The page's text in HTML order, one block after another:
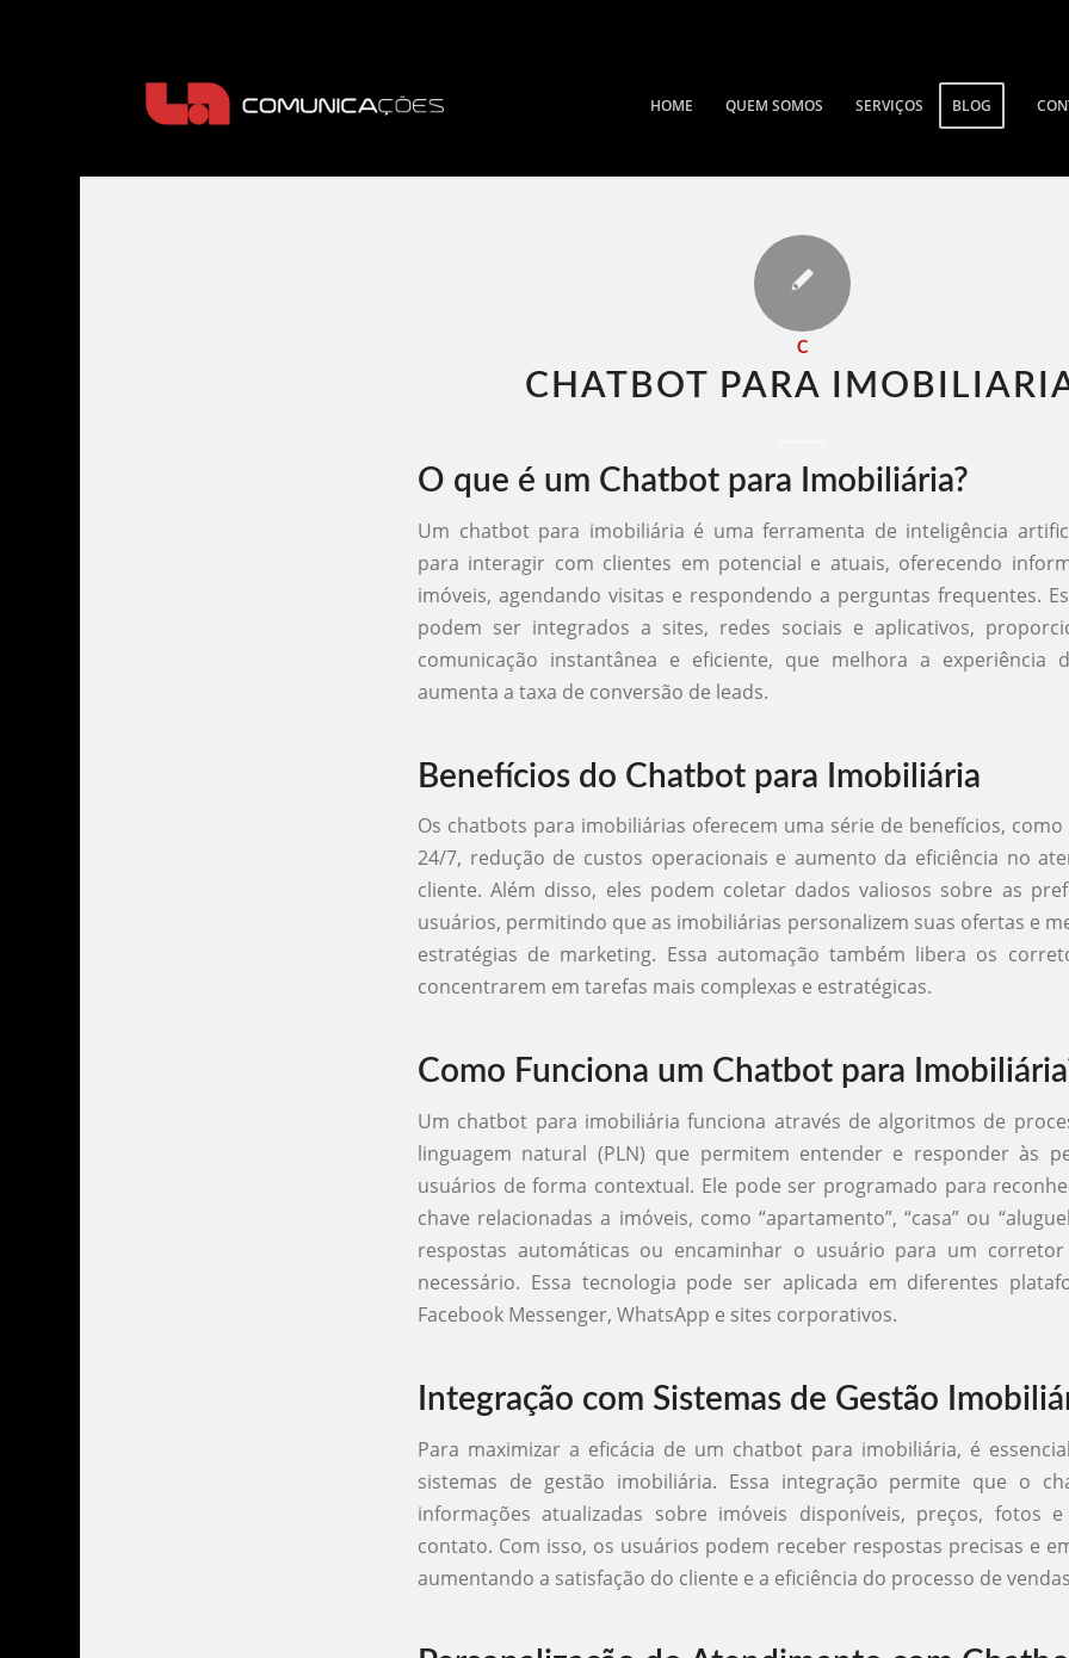
HOME QUEM SOMOS SERVIÇOS BLOG
C
CHATBOT PARA
O que é um Chatbot para Imobiliária?
Um chatbot para imobiliária é uma ferramenta de inteligência
para interagir com clientes em potencial e atuais, oferecendo
imóveis, agendando visitas e respondendo a perguntas frequentes.
podem ser integrados a sites, redes sociais e aplicativos,
comunicação instantânea e eficiente, que melhora a experiência
aumenta a taxa de conversão de leads.
Benefícios do Chatbot para Imobiliária
Os chatbots para imobiliárias oferecem uma série de benefícios,
24/7, redução de custos operacionais e aumento da eficiência no
cliente. Além disso, eles podem coletar dados valiosos sobre as
usuários, permitindo que as imobiliárias personalizem suas ofertas e
estratégias de marketing. Essa automação também libera os
concentrarem em tarefas mais complexas e estratégicas.
Como Funciona um Chatbot para
Um chatbot para imobiliária funciona através de algoritmos de
linguagem natural (PLN) que permitem entender e responder às
usuários de forma contextual. Ele pode ser programado para
chave relacionadas a imóveis, como “apartamento”, “casa” ou
respostas automáticas ou encaminhar o usuário para um
necessário. Essa tecnologia pode ser aplicada em diferentes
Facebook Messenger, WhatsApp e sites corporativos.
Integração com Sistemas de Gestão
Para maximizar a eficácia de um chatbot para imobiliária, é
sistemas de gestão imobiliária. Essa integração permite que o
informações atualizadas sobre imóveis disponíveis, preços, fotos
contato. Com isso, os usuários podem receber respostas precisas e
aumentando a satisfação do cliente e a eficiência do processo de